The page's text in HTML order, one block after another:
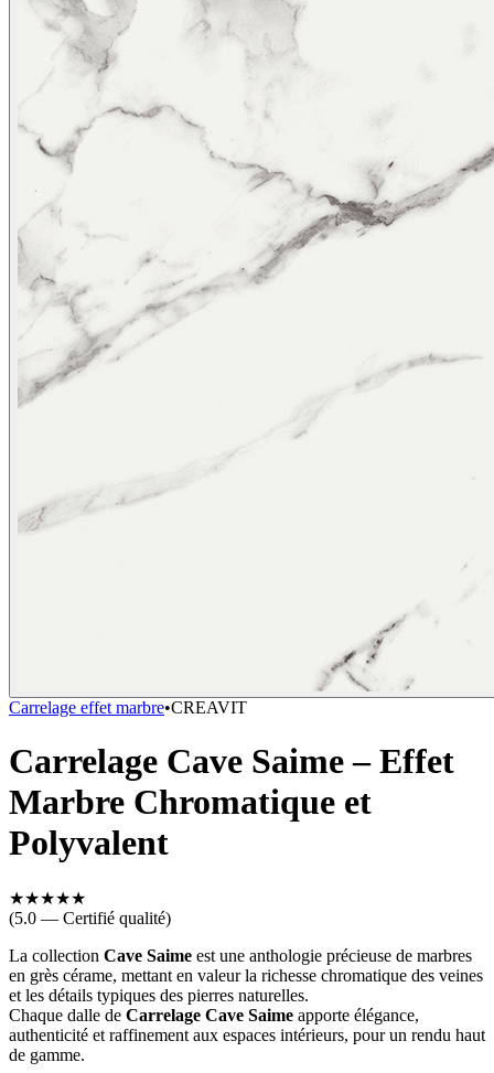
Carrelage effet marbre•CREAVIT
Carrelage Cave Saime – Effet
Marbre Chromatique et
Polyvalent
★★★★★
(5.0 — Certifié qualité)
La collection Cave Saime est une anthologie précieuse de marbres
en grès cérame, mettant en valeur la richesse chromatique des veines
et les détails typiques des pierres naturelles.
Chaque dalle de Carrelage Cave Saime apporte élégance,
authenticité et raffinement aux espaces intérieurs, pour un rendu haut
de gamme.